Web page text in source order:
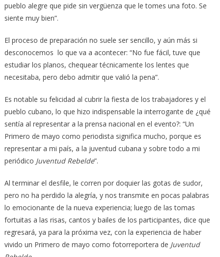
pueblo alegre que pide sin vergüenza que le tomes una foto. Se
siente muy bien”.
El proceso de preparación no suele ser sencillo, y aún más si
desconocemos lo que va a acontecer: “No fue fácil, tuve que
estudiar los planos, chequear técnicamente los lentes que
necesitaba, pero debo admitir que valió la pena”.
Es notable su felicidad al cubrir la fiesta de los trabajadores y el
pueblo cubano, lo que hizo indispensable la interrogante de ¿qué
sentía al representar a la prensa nacional en el evento?: “Un
Primero de mayo como periodista significa mucho, porque es
representar a mi país, a la juventud cubana y sobre todo a mi
periódico Juventud Rebelde”.
Al terminar el desfile, le corren por doquier las gotas de sudor,
pero no ha perdido la alegría, y nos transmite en pocas palabras
lo emocionante de la nueva experiencia; luego de las tomas
fortuitas a las risas, cantos y bailes de los participantes, dice que
regresará, ya para la próxima vez, con la experiencia de haber
vivido un Primero de mayo como fotorreportera de Juventud